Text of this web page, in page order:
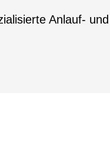
Anlauf-